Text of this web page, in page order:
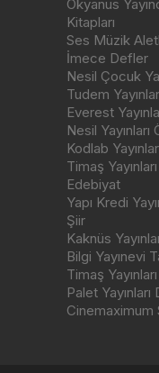
Okyanus
Kitapları
Ses Müzik
İmece Defler
Nesil Çocuk
Tudem
Everest
Nesil Yayınları
Kodlab
Timaş
Edebiyat
Yapı Kredi
Şiir
Kaknüs
Bilgi Yayınevi
Timaş
Palet Yayınları
Cinemaximum